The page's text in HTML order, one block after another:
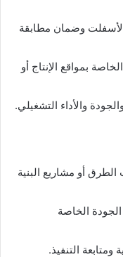
وضمان مطابقة
بمواقع الإنتاج أو
والأداء التشغيلي.
أو مشاريع البنية
الخاصة
التنفيذ.